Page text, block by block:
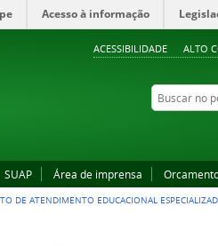
ACESSIBILIDADE ALTO
Acesso à informação
Buscar no portal
SUAP Área de imprensa
DE ATENDIMENTO EDUCACIONAL